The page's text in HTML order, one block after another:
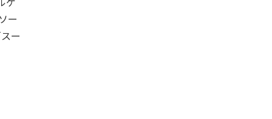
ー
ー